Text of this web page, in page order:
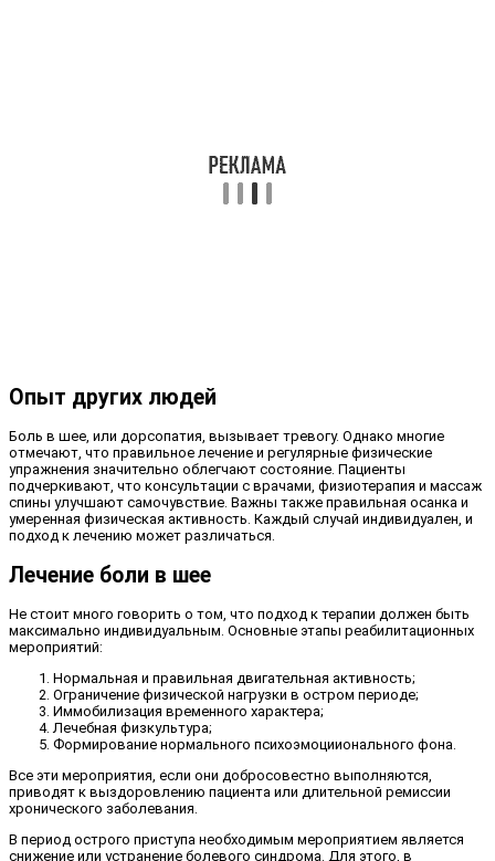
Опыт других людей
Боль в шее, или дорсопатия, вызывает тревогу. Однако многие
отмечают, что правильное лечение и регулярные физические
упражнения значительно облегчают состояние. Пациенты
подчеркивают, что консультации с врачами, физиотерапия и массаж
спины улучшают самочувствие. Важны также правильная осанка и
умеренная физическая активность. Каждый случай индивидуален, и
подход к лечению может различаться.
Лечение боли в шее
Не стоит много говорить о том, что подход к терапии должен быть
максимально индивидуальным. Основные этапы реабилитационных
мероприятий:
Нормальная и правильная двигательная активность;
Ограничение физической нагрузки в остром периоде;
Иммобилизация временного характера;
Лечебная физкультура;
Формирование нормального психоэмоциионального фона.
Все эти мероприятия, если они добросовестно выполняются,
приводят к выздоровлению пациента или длительной ремиссии
хронического заболевания.
В период острого приступа необходимым мероприятием является
снижение или устранение болевого синдрома. Для этого, в